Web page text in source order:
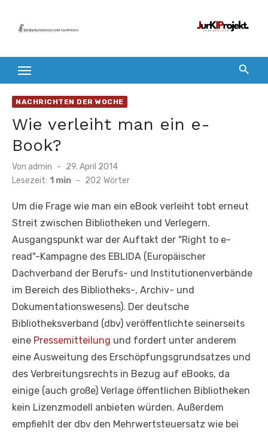
Inhalt
NACHRICHTEN DER WOCHE
Wie verleiht man ein e-
Book?
Von admin
Veröffentlicht
am
29. April 2014
Lesezeit: 1 min - 202 Wörter
Um die Frage wie man ein eBook verleiht tobt erneut
Streit zwischen Bibliotheken und Verlegern.
Ausgangspunkt war der Auftakt der "Right to e-
read"-Kampagne des EBLIDA (Europäischer
Dachverband der Berufs- und Institutionenverbände
im Bereich des Bibliotheks-, Archiv- und
Dokumentationswesens). Der deutsche
Bibliotheksverband (dbv) veröffentlichte seinerseits
eine Pressemitteilung und fordert unter anderem
eine Ausweitung des Erschöpfungsgrundsatzes und
des Verbreitungsrechts in Bezug auf eBooks, da
einige (auch große) Verlage öffentlichen Bibliotheken
kein Lizenzmodell anbieten würden. Außerdem
empfiehlt der dbv den Mehrwertsteuersatz wie bei